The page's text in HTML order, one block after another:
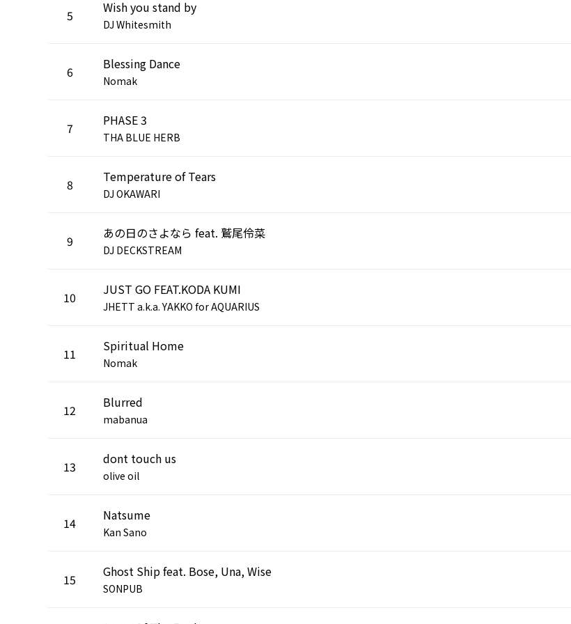
5 Wish you stand by
DJ Whitesmith
6 Blessing Dance
Nomak
7 PHASE 3
THA BLUE HERB
8 Temperature of Tears
DJ OKAWARI
9 あの日のさよなら feat. 鷲尾伶菜
DJ DECKSTREAM
10 JUST GO FEAT.KODA KUMI
JHETT a.k.a. YAKKO for AQUARIUS
11 Spiritual Home
Nomak
12 Blurred
mabanua
13 dont touch us
olive oil
14 Natsume
Kan Sano
15 Ghost Ship feat. Bose, Una, Wise
SONPUB